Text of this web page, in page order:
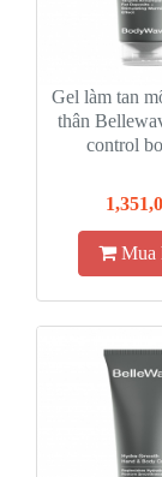
Gel làm tan
thân
control
Mua